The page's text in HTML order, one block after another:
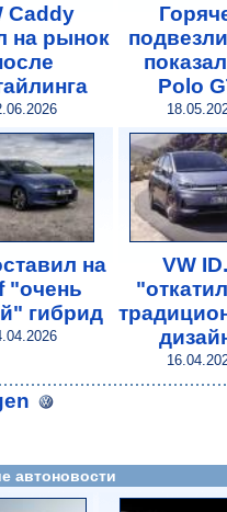
Caddy
на рынок
Polo
на
"очень
гибрид
VW
автоновости